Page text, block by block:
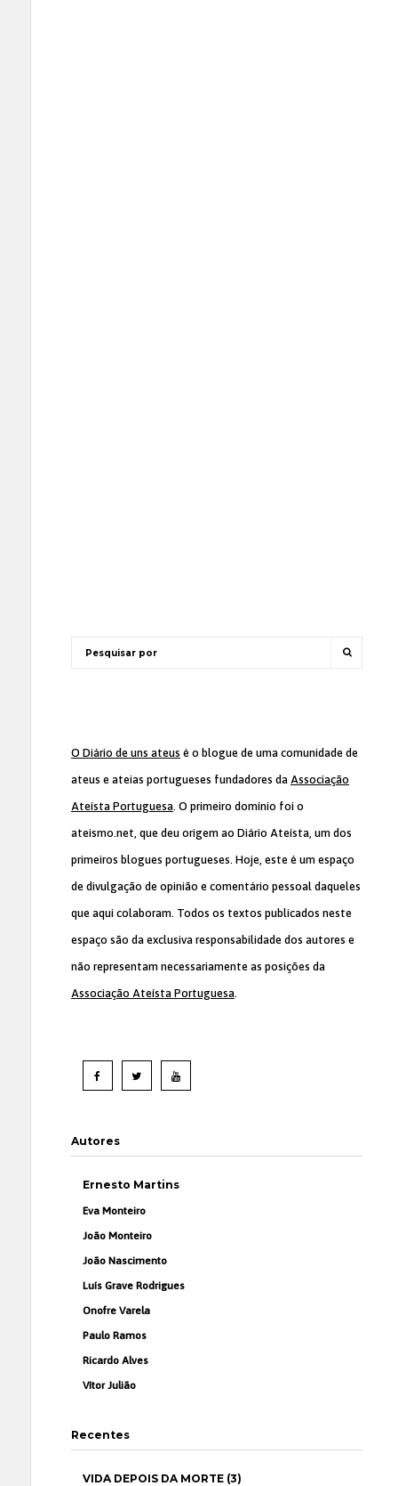
O Diário de uns ateus é o blogue de uma comunidade de
ateus e ateias portugueses fundadores da Associação
Ateísta Portuguesa. O primeiro domínio foi o
ateismo.net, que deu origem ao Diário Ateísta, um dos
primeiros blogues portugueses. Hoje, este é um espaço
de divulgação de opinião e comentário pessoal daqueles
que aqui colaboram. Todos os textos publicados neste
espaço são da exclusiva responsabilidade dos autores e
não representam necessariamente as posições da
Associação Ateísta Portuguesa.
Autores
Ernesto Martins
Eva Monteiro
João Monteiro
João Nascimento
Luís Grave Rodrigues
Onofre Varela
Paulo Ramos
Ricardo Alves
Vítor Julião
Recentes
VIDA DEPOIS DA MORTE (3)